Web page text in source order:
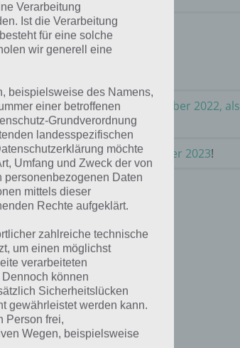
was vor einem Jahr, im Dezember 2022, als
zu So gemütlich im Dezember 2023!
Verarbeitung
Ist die Verarbeitung
für eine solche
wir generell eine
beispielsweise des Namens,
einer betroffenen
Grundverordnung
landesspezifischen
möchte
Umfang und Zweck der von
personenbezogenen Daten
mittels dieser
Rechte aufgeklärt.
zahlreiche technische
um einen möglichst
verarbeiteten
können
Sicherheitslücken
gewährleistet werden kann.
Person frei,
Wegen, beispielsweise